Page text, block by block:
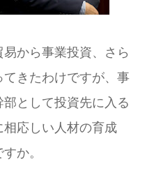
ら事業投資、さら
きたわけですが、事
として投資先に入る
応しい人材の育成
か。